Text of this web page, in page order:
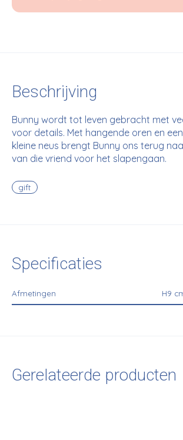
Beschrijving
Bunny wordt tot leven gebracht met
voor details. Met hangende oren en
kleine neus brengt Bunny ons terug
van die vriend voor het slapengaan.
gift
Specificaties
Afmetingen H9
Gerelateerde producten